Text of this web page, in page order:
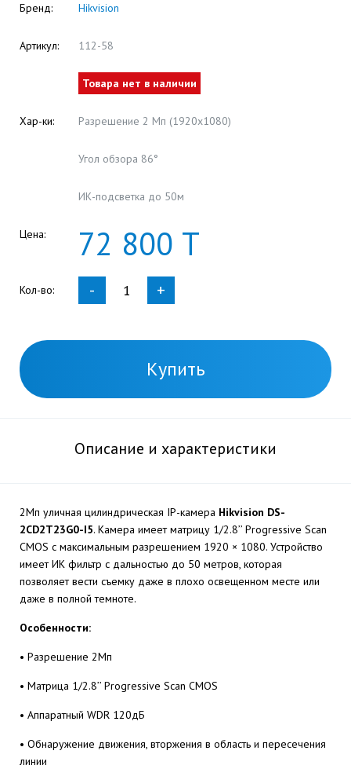
Бренд: Hikvision
Артикул: 112-58
Товара нет в наличии
Хар-ки: Разрешение 2 Мп (1920х1080)
Угол обзора 86°
ИК-подсветка до 50м
Цена: 72 800 Т
Кол-во: - +
Купить
Описание и характеристики
2Мп уличная цилиндрическая IP-камера Hikvision DS-
2CD2T23G0-I5. Камера имеет матрицу 1/2.8’’ Progressive Scan
CMOS с максимальным разрешением 1920 × 1080. Устройство
имеет ИК фильтр с дальностью до 50 метров, которая
позволяет вести съемку даже в плохо освещенном месте или
даже в полной темноте.
Особенности:
• Разрешение 2Мп
• Матрица 1/2.8’’ Progressive Scan CMOS
• Аппаратный WDR 120дБ
• Обнаружение движения, вторжения в область и пересечения
линии